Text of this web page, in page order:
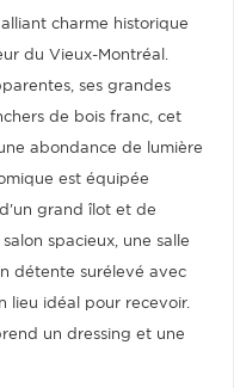
charme historique
du Vieux-Montréal.
ses grandes
de bois franc, cet
abondance de lumière
est équipée
grand îlot et de
spacieux, une salle
détente surélevé avec
lieu idéal pour recevoir.
un dressing et une